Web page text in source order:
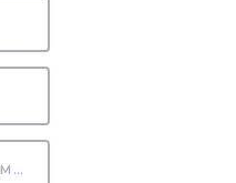
UNBEGRENZTE MÖGLICHKEITEN